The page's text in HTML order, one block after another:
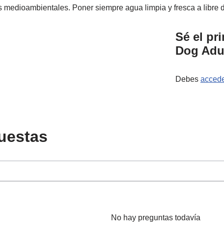
Poner siempre agua limpia y fresca a libre
Sé el
Dog
Debes
No hay preguntas todavía